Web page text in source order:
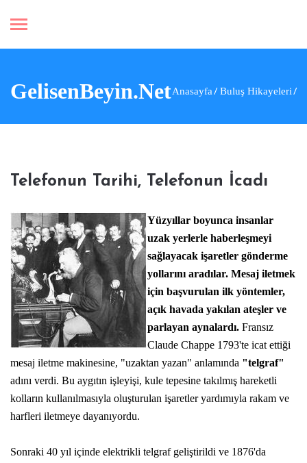
GelisenBeyin.NetAnasayfa Buluş Hikayeleri
Telefonun Tarihi, Telefonun İcadı
Yüzyıllar boyunca insanlar
uzak yerlerle haberleşmeyi
sağlayacak işaretler gönderme
yollarını aradılar. Mesaj iletmek
için başvurulan ilk yöntemler,
açık havada yakılan ateşler ve
parlayan aynalardı. Fransız
Claude Chappe 1793'te icat ettiği
mesaj iletme makinesine, "uzaktan yazan" anlamında "telgraf"
adını verdi. Bu aygıtın işleyişi, kule tepesine takılmış hareketli
kolların kullanılmasıyla oluşturulan işaretler yardımıyla rakam ve
harfleri iletmeye dayanıyordu.
Sonraki 40 yıl içinde elektrikli telgraf geliştirildi ve 1876'da